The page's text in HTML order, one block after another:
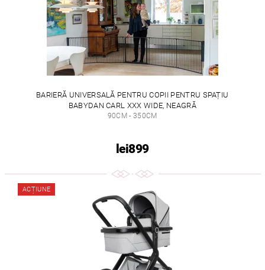
BARIERĂ UNIVERSALĂ PENTRU COPII PENTRU SPAȚIU
BABYDAN CARL XXX WIDE, NEAGRĂ
90CM - 350CM
lei899
ACȚIUNE